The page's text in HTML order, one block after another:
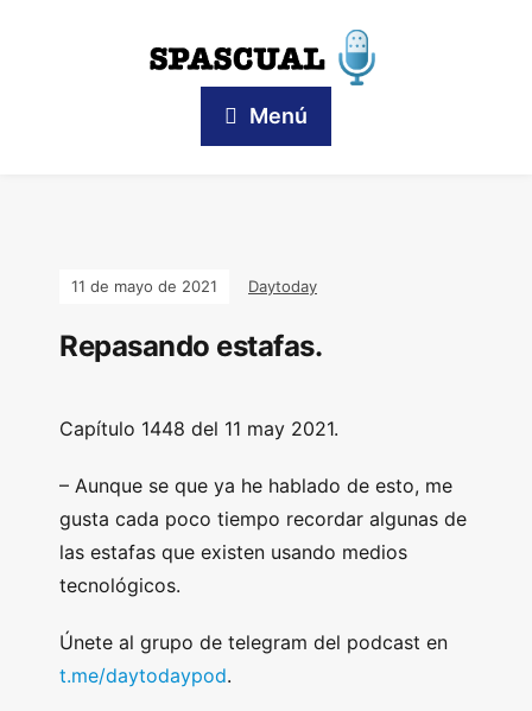
Menú
11 de mayo de 2021 Daytoday
Repasando estafas.
Capítulo 1448 del 11 may 2021.
– Aunque se que ya he hablado de esto, me
gusta cada poco tiempo recordar algunas de
las estafas que existen usando medios
tecnológicos.
Únete al grupo de telegram del podcast en
t.me/daytodaypod.